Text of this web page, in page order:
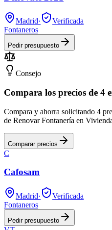
Madrid·
Verificada
Fontaneros
Pedir presupuesto
Consejo
Compara los precios de 4
Compara y ahorra solicitando 4
de Renovar Fontanería en
Comparar precios
C
Cafosam
Madrid·
Verificada
Fontaneros
Pedir presupuesto